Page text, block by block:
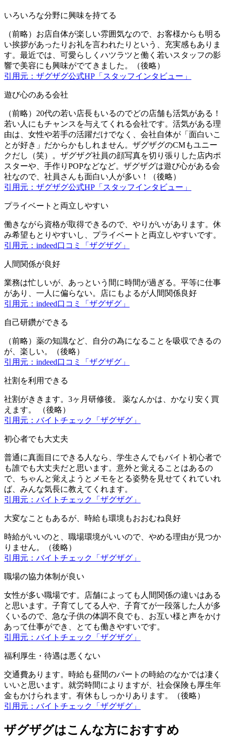
いろいろな分野に興味を持てる
（前略）お店自体が楽しい雰囲気なので、お客様からも明る
い挨拶があったりお礼を言われたりという、充実感もありま
す。最近では、可愛らしくハツラツと働く若いスタッフの影
響で美容にも興味がでてきました。（後略）
引用元：ザグザグ公式HP「スタッフインタビュー」
遊び心のある会社
（前略）20代の若い店長もいるのでどの店舗も活気がある！
若い人にもチャンスを与えてくれる会社です。活気がある理
由は、女性や若手の活躍だけでなく、会社自体が「面白いこ
とが好き」だからかもしれません。ザグザグのCMもユニー
クだし（笑）。ザグザグ社員の顔写真を切り張りした店内ポ
スターや、手作りPOPなどなど。ザグザグは遊び心がある会
社なので、社員さんも面白い人が多い！（後略）
引用元：ザグザグ公式HP「スタッフインタビュー」
プライベートと両立しやすい
働きながら資格が取得できるので、やりがいがあります。休
み希望もとりやすいし、プライベートと両立しやすいです。
引用元：indeed口コミ「ザグザグ」
人間関係が良好
業務は忙しいが、あっという間に時間が過ぎる。平等に仕事
があり、一人に偏らない。店にもよるが人間関係良好
引用元：indeed口コミ「ザグザグ」
自己研鑽ができる
（前略）薬の知識など、自分の為になることを吸収できるの
が、楽しい。（後略）
引用元：indeed口コミ「ザグザグ」
社割を利用できる
社割がききます。3ヶ月研修後。 薬なんかは、かなり安く買
えます。 （後略）
引用元：バイトチェック「ザグザグ」
初心者でも大丈夫
普通に真面目にできる人なら、学生さんでもバイト初心者で
も誰でも大丈夫だと思います。意外と覚えることはあるの
で、ちゃんと覚えようとメモをとる姿勢を見せてくれていれ
ば、みんな気長に教えてくれます。
引用元：バイトチェック「ザグザグ」
大変なこともあるが、時給も環境もおおむね良好
時給がいいのと、職場環境がいいので、やめる理由が見つか
りません。（後略）
引用元：バイトチェック「ザグザグ」
職場の協力体制が良い
女性が多い職場です。店舗によっても人間関係の違いはある
と思います。子育てしてる人や、子育てが一段落した人が多
くいるので、急な子供の体調不良でも、お互い様と声をかけ
あって仕事ができ、とても働きやすいです。
引用元：バイトチェック「ザグザグ」
福利厚生・待遇は悪くない
交通費あります。時給も昼間のパートの時給のなかでは凄く
いいと思います。就労時間によりますが、社会保険も厚生年
金もかけられます。有休もしっかりあります。（後略）
引用元：バイトチェック「ザグザグ」
ザグザグはこんな方におすすめ